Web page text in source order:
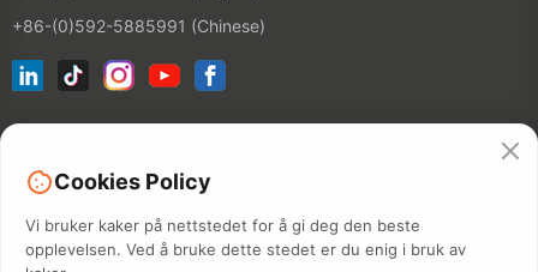
+86-(0)592-5885991 (Chinese)
Cookies Policy
Vi bruker kaker på nettstedet for å gi deg den beste
opplevelsen. Ved å bruke dette stedet er du enig i bruk av